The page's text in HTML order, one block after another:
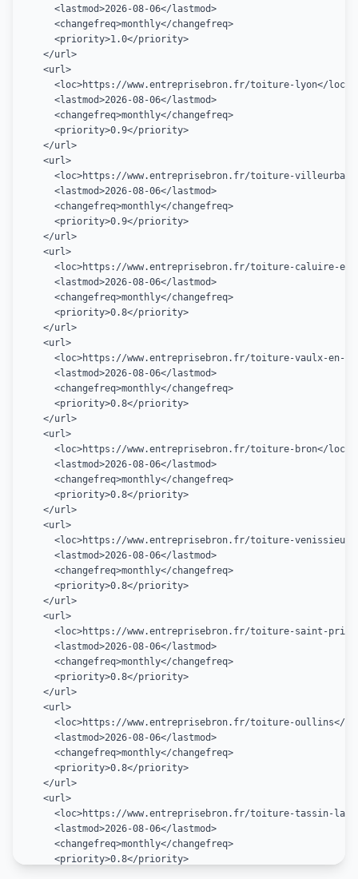
    <lastmod>2026-08-06</lastmod>
    <changefreq>monthly</changefreq>
    <priority>1.0</priority>
  </url>
  <url>
    <loc>https://www.entreprisebron.fr/toiture-lyon</loc>
    <lastmod>2026-08-06</lastmod>
    <changefreq>monthly</changefreq>
    <priority>0.9</priority>
  </url>
  <url>
<loc>https://www.entreprisebron.fr/toiture-
    <lastmod>2026-08-06</lastmod>
    <changefreq>monthly</changefreq>
    <priority>0.9</priority>
  </url>
  <url>
<loc>https://www.entreprisebron.fr/toiture-caluire-
    <lastmod>2026-08-06</lastmod>
    <changefreq>monthly</changefreq>
    <priority>0.8</priority>
  </url>
  <url>
<loc>https://www.entreprisebron.fr/toiture-vaulx-en-
    <lastmod>2026-08-06</lastmod>
    <changefreq>monthly</changefreq>
    <priority>0.8</priority>
  </url>
  <url>
    <loc>https://www.entreprisebron.fr/toiture-bron</loc>
    <lastmod>2026-08-06</lastmod>
    <changefreq>monthly</changefreq>
    <priority>0.8</priority>
  </url>
  <url>
<loc>https://www.entreprisebron.fr/toiture-
    <lastmod>2026-08-06</lastmod>
    <changefreq>monthly</changefreq>
    <priority>0.8</priority>
  </url>
  <url>
<loc>https://www.entreprisebron.fr/toiture-saint-
    <lastmod>2026-08-06</lastmod>
    <changefreq>monthly</changefreq>
    <priority>0.8</priority>
  </url>
  <url>
<loc>https://www.entreprisebron.fr/toiture-oullins</
    <lastmod>2026-08-06</lastmod>
    <changefreq>monthly</changefreq>
    <priority>0.8</priority>
  </url>
  <url>
<loc>https://www.entreprisebron.fr/toiture-tassin-la-
    <lastmod>2026-08-06</lastmod>
    <changefreq>monthly</changefreq>
    <priority>0.8</priority>